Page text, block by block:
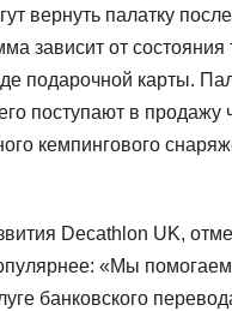
вернуть палатку
зависит от
подарочной карты.
поступают в
кемпингового
Decathlon UK,
«Мы
банковского